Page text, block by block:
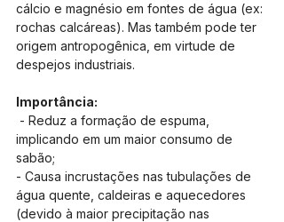
cálcio e magnésio em fontes de água (ex:
rochas calcáreas). Mas também pode ter
origem antropogênica, em virtude de
despejos industriais.
Importância:
implicando em um maior consumo de
sabão;
- Causa incrustações nas tubulações de
água quente, caldeiras e aquecedores
(devido à maior precipitação nas